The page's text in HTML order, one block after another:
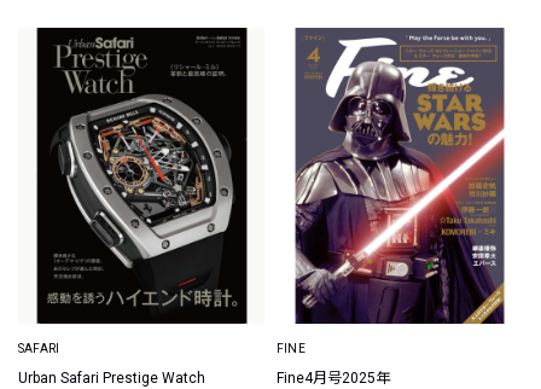
SAFARI
Urban Safari Prestige Watch
FINE
Fine4月号2025年